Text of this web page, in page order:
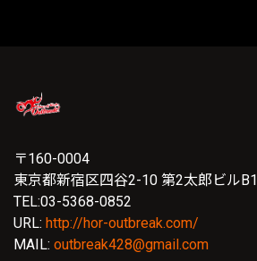
〒160-0004
東京都新宿区四谷2-10 第2太郎ビルB1
TEL:03-5368-0852
URL: http://hor-outbreak.com/
MAIL: outbreak428@gmail.com